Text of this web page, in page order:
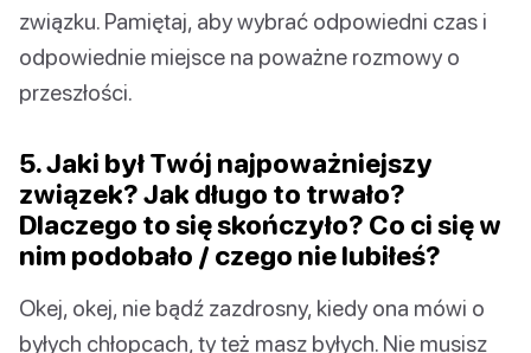
związku. Pamiętaj, aby wybrać odpowiedni czas i
odpowiednie miejsce na poważne rozmowy o
przeszłości.
5. Jaki był Twój najpoważniejszy
związek? Jak długo to trwało?
Dlaczego to się skończyło? Co ci się w
nim podobało / czego nie lubiłeś?
Okej, okej, nie bądź zazdrosny, kiedy ona mówi o
byłych chłopcach, ty też masz byłych. Nie musisz